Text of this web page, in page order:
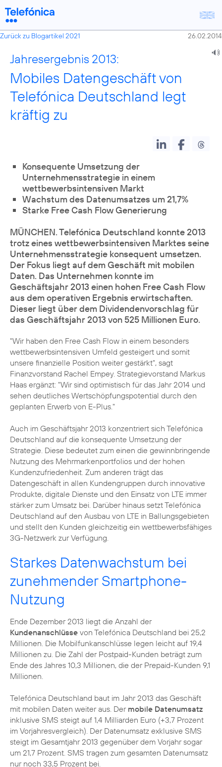
Zurück zu Blogartikel 2021 26.02.2014
Jahresergebnis 2013:
Mobiles Datengeschäft von
Telefónica Deutschland legt
kräftig zu
Konsequente Umsetzung der
Unternehmensstrategie in einem
wettbewerbsintensiven Markt
Wachstum des Datenumsatzes um 21,7%
Starke Free Cash Flow Generierung
MÜNCHEN. Telefónica Deutschland konnte 2013
trotz eines wettbewerbsintensiven Marktes seine
Unternehmensstrategie konsequent umsetzen.
Der Fokus liegt auf dem Geschäft mit mobilen
Daten. Das Unternehmen konnte im
Geschäftsjahr 2013 einen hohen Free Cash Flow
aus dem operativen Ergebnis erwirtschaften.
Dieser liegt über dem Dividendenvorschlag für
das Geschäftsjahr 2013 von 525 Millionen Euro.
"Wir haben den Free Cash Flow in einem besonders
wettbewerbsintensiven Umfeld gesteigert und somit
unsere finanzielle Position weiter gestärkt", sagt
Finanzvorstand Rachel Empey. Strategievorstand Markus
Haas ergänzt: "Wir sind optimistisch für das Jahr 2014 und
sehen deutliches Wertschöpfungspotential durch den
geplanten Erwerb von E-Plus."
Auch im Geschäftsjahr 2013 konzentriert sich Telefónica
Deutschland auf die konsequente Umsetzung der
Strategie. Diese bedeutet zum einen die gewinnbringende
Nutzung des Mehrmarkenportfolios und der hohen
Kundenzufriedenheit. Zum anderen trägt das
Datengeschäft in allen Kundengruppen durch innovative
Produkte, digitale Dienste und den Einsatz von LTE immer
stärker zum Umsatz bei. Darüber hinaus setzt Telefónica
Deutschland auf den Ausbau von LTE in Ballungsgebieten
und stellt den Kunden gleichzeitig ein wettbewerbsfähiges
3G-Netzwerk zur Verfügung.
Starkes Datenwachstum bei
zunehmender Smartphone-
Nutzung
Ende Dezember 2013 liegt die Anzahl der
Kundenanschlüsse von Telefónica Deutschland bei 25,2
Millionen. Die Mobilfunkanschlüsse legen leicht auf 19,4
Millionen zu. Die Zahl der Postpaid-Kunden beträgt zum
Ende des Jahres 10,3 Millionen, die der Prepaid-Kunden 9,1
Millionen.
Telefónica Deutschland baut im Jahr 2013 das Geschäft
mit mobilen Daten weiter aus. Der mobile Datenumsatz
inklusive SMS steigt auf 1,4 Milliarden Euro (+3,7 Prozent
im Vorjahresvergleich). Der Datenumsatz exklusive SMS
steigt im Gesamtjahr 2013 gegenüber dem Vorjahr sogar
um 21,7 Prozent. SMS tragen zum gesamten Datenumsatz
nur noch 33,5 Prozent bei.